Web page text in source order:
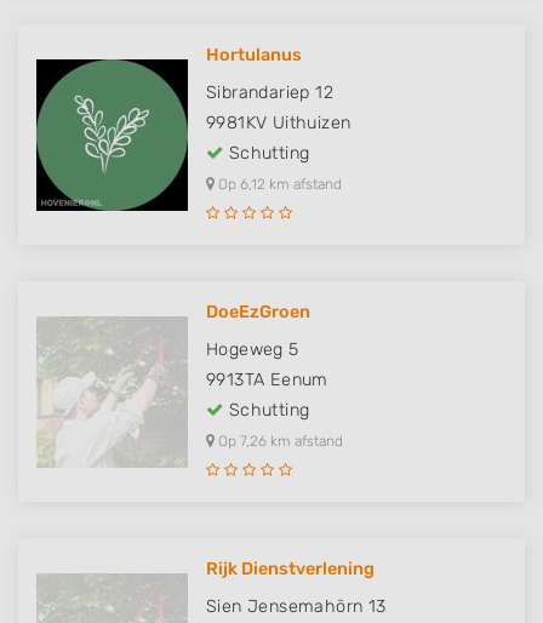
Hortulanus
Sibrandariep 12
9981KV Uithuizen
Schutting
Op 6,12 km afstand
DoeEzGroen
Hogeweg 5
9913TA Eenum
Schutting
Op 7,26 km afstand
Rijk Dienstverlening
Sien Jensemahörn 13